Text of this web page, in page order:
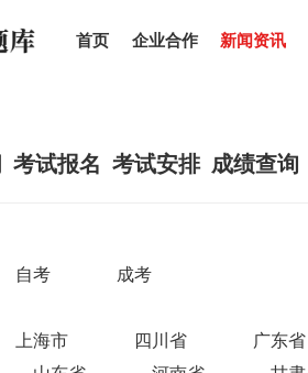
首页 企业合作 新闻资讯
考试报名 考试安排 成绩查询
自考 成考
上海市 四川省
广东省